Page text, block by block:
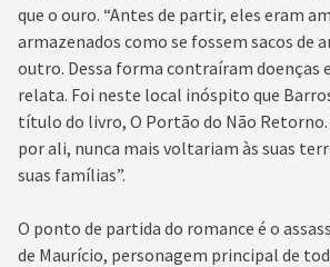
que o ouro. “Antes de partir, eles eram
armazenados como se fossem sacos de
outro. Dessa forma contraíram doenças
relata. Foi neste local inóspito que
título do livro, O Portão do Não Retorno.
por ali, nunca mais voltariam às suas
suas famílias”.
O ponto de partida do romance é o
de Maurício, personagem principal de